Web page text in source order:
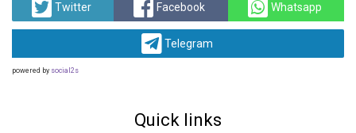
Twitter Facebook Whatsapp
Telegram
powered by social2s
Quick links